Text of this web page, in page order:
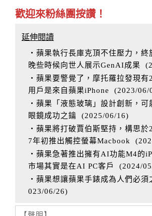
歡迎來粉絲團按讚！
延伸閱讀
‧蘋果執行長庫克頂不住壓力，終
晚些時候向世人展示GenAI成果
(
‧蘋果要警覺了，摩托羅拉發現有
用戶是來自蘋果iPhone
(2023/06/
‧蘋果「液態玻璃」設計創新，可
眼鏡成功之鑰 (2025/06/16)
‧蘋果將打破賈伯斯堅持，構思於
7年初推出觸控螢幕Macbook
(
‧蘋果急著推出擁有AI功能M4的
市場其實是在AI PC客戶
(2024/
‧蘋果想讓蘋果手錶成為人們必須
023/06/26)